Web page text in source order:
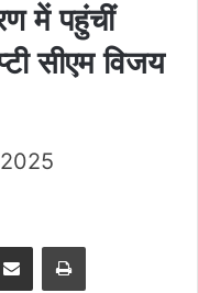
में पहुंचीं
सीएम विजय
Share via Email Print